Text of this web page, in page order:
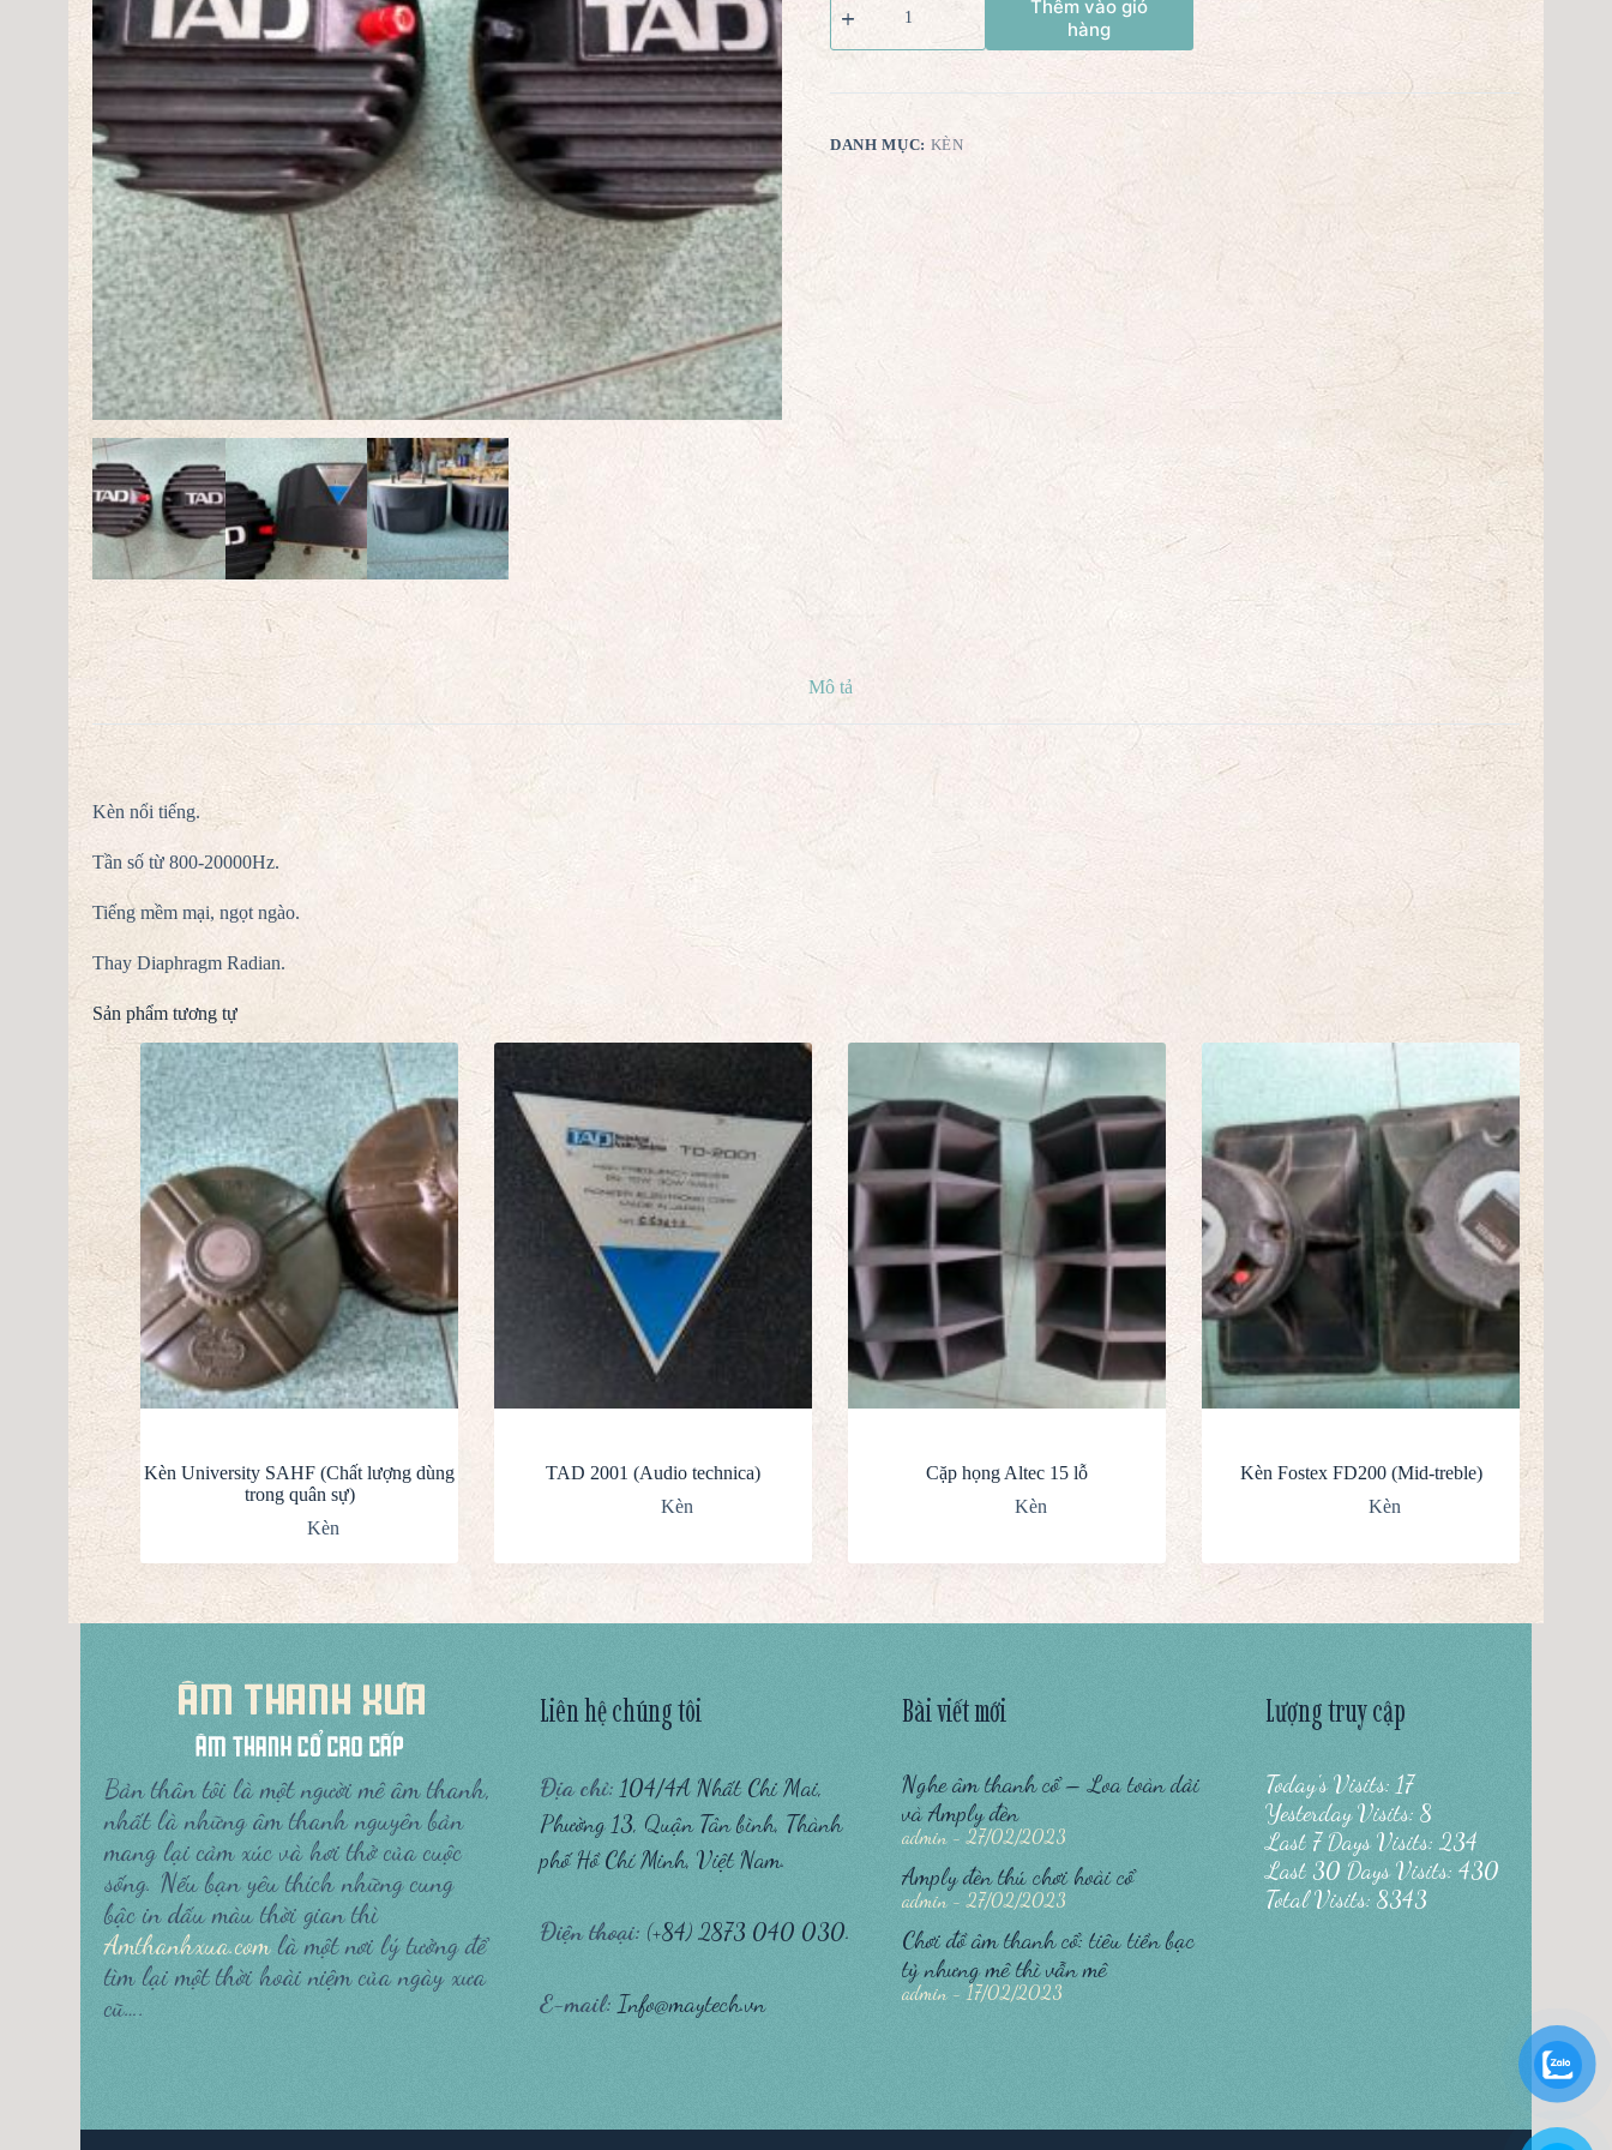
Thêm vào giỏ
hàng
DANH MỤC: KÈN
Mô tả
Kèn nổi tiếng.
Tần số từ 800-20000Hz.
Tiếng mềm mại, ngọt ngào.
Thay Diaphragm Radian.
Sản phẩm tương tự
Kèn University SAHF (Chất lượng dùng
trong quân sự)
Kèn
TAD 2001 (Audio technica)
Kèn
Cặp họng Altec 15 lỗ
Kèn
Kèn Fostex FD200 (Mid-treble)
Kèn
Bản thân tôi là một người mê âm thanh,
nhất là những âm thanh nguyên bản
mang lại cảm xúc và hơi thở của cuộc
sống. Nếu bạn yêu thích những cung
bậc in dấu màu thời gian thì
Amthanhxua.comlà một nơi lý tưởng để
tìm lại một thời hoài niệm của ngày xưa
cũ….
Liên hệ chúng tôi
Địa chỉ: 104/4A Nhất Chi Mai,
Phường 13, Quận Tân bình, Thành
phố Hồ Chí Minh, Việt Nam.
Điện thoại: (+84) 2873 040 030.
E-mail: Info@maytech.vn
Bài viết mới
Nghe âm thanh cổ – Loa toàn dải
và Amply đèn
admin 27/02/2023
Amply đèn thú chơi hoài cổ
admin 27/02/2023
Chơi đồ âm thanh cổ: tiêu tiền bạc
tỷ nhưng mê thì vẫn mê
admin 17/02/2023
Lượng truy cập
Today's Visits: 17
Yesterday Visits: 8
Last 7 Days Visits: 234
Last 30 Days Visits: 430
Total Visits: 8343